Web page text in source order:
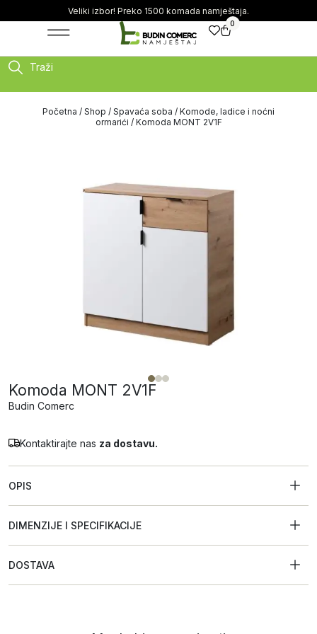
Veliki izbor! Preko 1500 komada namještaja.
0
Traži
Početna / Shop / Spavaća soba / Komode, ladice i noćni
ormarići / Komoda MONT 2V1F
Komoda MONT 2V1F
Budin Comerc
Kontaktirajte nas za dostavu.
OPIS
DIMENZIJE I SPECIFIKACIJE
DOSTAVA